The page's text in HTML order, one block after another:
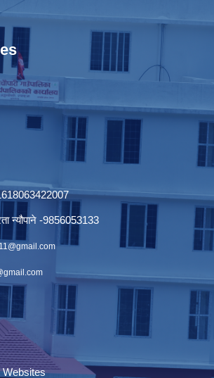
न्यौपाने -9856053133